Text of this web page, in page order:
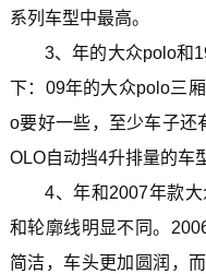
系列车型中最高。
3、年的大众polo和
下：09年的大众polo三
o要好一些，至少车子还
OLO自动挡4升排量的车
4、年和2007年款
和轮廓线明显不同。
简洁，车头更加圆润，